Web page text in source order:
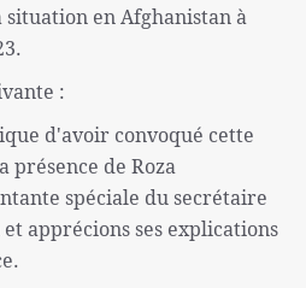
situation en Afghanistan à
:
d'avoir convoqué cette
présence de Roza
spéciale du secrétaire
apprécions ses explications